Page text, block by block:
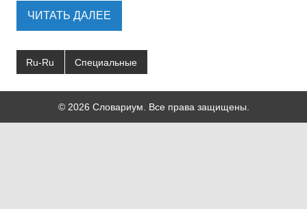
ЧИТАТЬ ДАЛЕЕ
Ru-Ru Специальные
© 2026 Словариум. Все права защищены.